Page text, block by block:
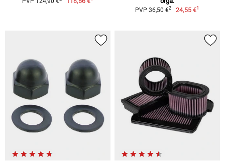
PVP 36,50 €2 24,55 €1